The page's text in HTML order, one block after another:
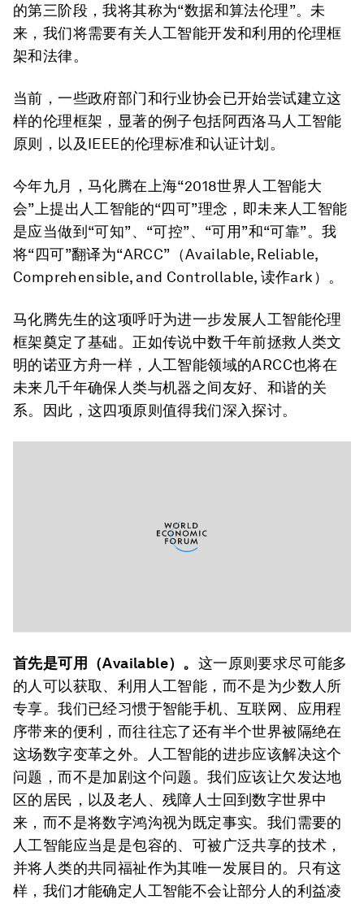
的第三阶段，我将其称为“数据和算法伦理”。未
来，我们将需要有关人工智能开发和利用的伦理框
架和法律。
当前，一些政府部门和行业协会已开始尝试建立这
样的伦理框架，显著的例子包括阿西洛马人工智能
原则，以及IEEE的伦理标准和认证计划。
今年九月，马化腾在上海“2018世界人工智能大
会”上提出人工智能的“四可”理念，即未来人工智能
是应当做到“可知”、“可控”、“可用”和“可靠”。我
将“四可”翻译为“ARCC”（Available, Reliable,
Comprehensible, and Controllable, 读作ark）。
马化腾先生的这项呼吁为进一步发展人工智能伦理
框架奠定了基础。正如传说中数千年前拯救人类文
明的诺亚方舟一样，人工智能领域的ARCC也将在
未来几千年确保人类与机器之间友好、和谐的关
系。因此，这四项原则值得我们深入探讨。
首先是可用（Available）。 这一原则要求尽可能多
的人可以获取、利用人工智能，而不是为少数人所
专享。我们已经习惯于智能手机、互联网、应用程
序带来的便利，而往往忘了还有半个世界被隔绝在
这场数字变革之外。人工智能的进步应该解决这个
问题，而不是加剧这个问题。我们应该让欠发达地
区的居民，以及老人、残障人士回到数字世界中
来，而不是将数字鸿沟视为既定事实。我们需要的
人工智能应当是是包容的、可被广泛共享的技术，
并将人类的共同福祉作为其唯一发展目的。只有这
样，我们才能确定人工智能不会让部分人的利益凌